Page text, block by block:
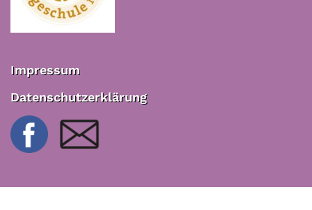
Impressum
Datenschutzerklärung